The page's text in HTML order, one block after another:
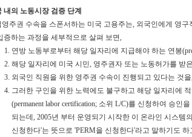
내의 노동시장 검증 단계
영주권 수속을 스폰서하는 미국 고용주는, 외국인에게 영
증하는 과정을 세부적으로 살펴 보면,
연방 노동부로부터 해당 일자리에 지급해야 하는 연봉
해당 일자리에 미국 시민, 영주권자 또는 노동허가를 받
외국인 직원을 위한 영주권 수속이 진행되고 있다는 것
그러한 구인을 위한 노력에도 불구하고 해당 일자리에
(permanent labor certification; 소위 L/C)를 신청하여 승
되는데, 2005년 부터 운영되기 시작한 이 온라인 시스템
신청한다'는 뜻으로 'PERM을 신청한다'라고 말하기도